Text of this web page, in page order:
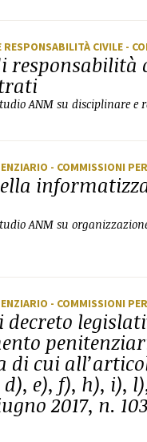
RESPONSABILITÀ CIVILE -
responsabilità
ANM su disciplinare e
- COMMISSIONI
ANM su
- COMMISSIONI
decreto
di cui
d), e), f), h), i),
2017, n.